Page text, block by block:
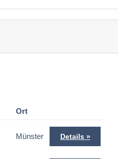
Ort
Münster Details